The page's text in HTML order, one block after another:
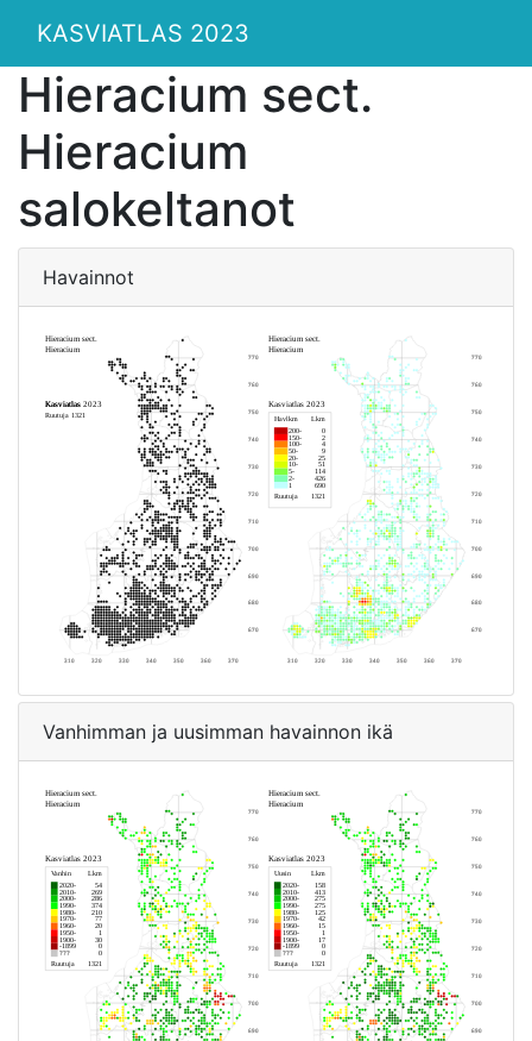
KASVIATLAS 2023
Hieracium sect.
Hieracium
salokeltanot
Havainnot
Vanhimman ja uusimman havainnon ikä